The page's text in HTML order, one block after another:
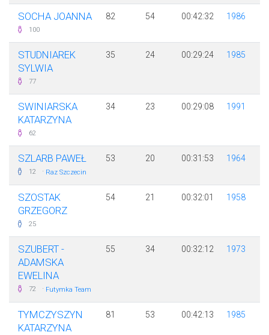
SOCHA JOANNA
100
82 54 00:42:32 1986
STUDNIAREK
SYLWIA
77
35 24 00:29:24 1985
SWINIARSKA
KATARZYNA
62
34 23 00:29:08 1991
SZLARB PAWEŁ
12 · Raz Szczecin
53 20 00:31:53 1964
SZOSTAK
GRZEGORZ
25
54 21 00:32:01 1958
SZUBERT -
ADAMSKA
EWELINA
72 · Futymka Team
55 34 00:32:12 1973
TYMCZYSZYN
KATARZYNA
81 53 00:42:13 1985